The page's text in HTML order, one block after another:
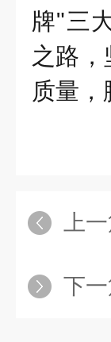
牌"三
之路
质量
上
下一